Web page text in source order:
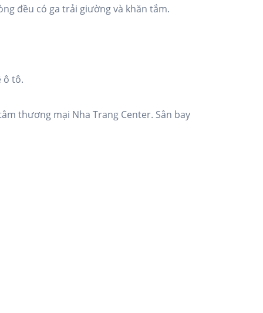
đều có ga trải giường và khăn tắm.
ô tô.
thương mại Nha Trang Center. Sân bay